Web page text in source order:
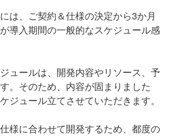
は、ご契約＆仕様の決定から3か月
導入期間の一般的なスケジュール感
ュールは、開発内容やリソース、予
。そのため、内容が固まりました
ジュール立てさせていただきます。
様に合わせて開発するため、都度の